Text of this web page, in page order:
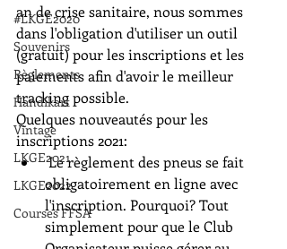
#LKGE2020
Souvenirs
Règlements
Handikart
Vintage
LKGE2021
LKGE2022
Courses FFSA
an de crise sanitaire, nous sommes
dans l'obligation d'utiliser un outil
(gratuit) pour les inscriptions et les
paiements afin d'avoir le meilleur
tracking possible.
Quelques nouveautés pour les
inscriptions 2021:
Le règlement des pneus se fait
obligatoirement en ligne avec
l'inscription. Pourquoi? Tout
simplement pour que le Club